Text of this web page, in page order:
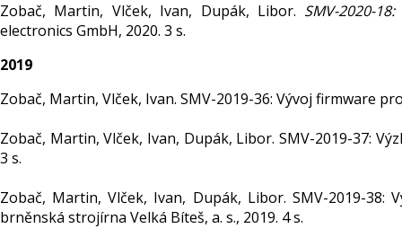
Zobač, Martin, Vlček, Ivan, Dupák, Libor. SMV-2020-
electronics GmbH, 2020. 3 s.
2019
Zobač, Martin, Vlček, Ivan. SMV-2019-36: Vývoj firmware
Zobač, Martin, Vlček, Ivan, Dupák, Libor. SMV-2019-37:
3 s.
Zobač, Martin, Vlček, Ivan, Dupák, Libor. SMV-2019-38:
brněnská strojírna Velká Bíteš, a. s., 2019. 4 s.